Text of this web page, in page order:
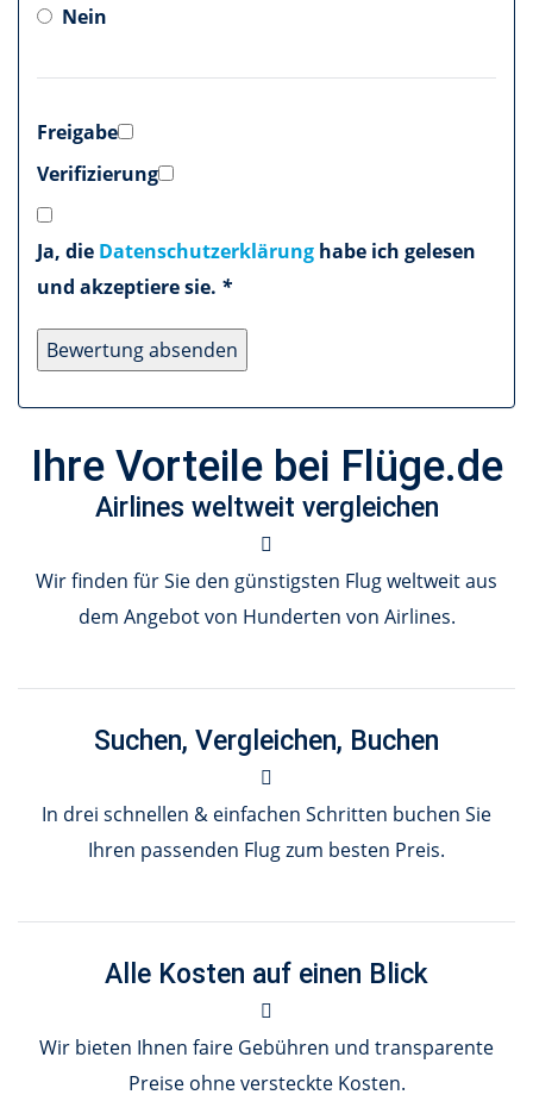
Nein
Freigabe
Verifizierung
Ja, die Datenschutzerklärung habe ich gelesen
und akzeptiere sie. *
Ihre Vorteile bei Flüge.de
Airlines weltweit vergleichen
Wir finden für Sie den günstigsten Flug weltweit aus
dem Angebot von Hunderten von Airlines.
Suchen, Vergleichen, Buchen
In drei schnellen & einfachen Schritten buchen Sie
Ihren passenden Flug zum besten Preis.
Alle Kosten auf einen Blick
Wir bieten Ihnen faire Gebühren und transparente
Preise ohne versteckte Kosten.